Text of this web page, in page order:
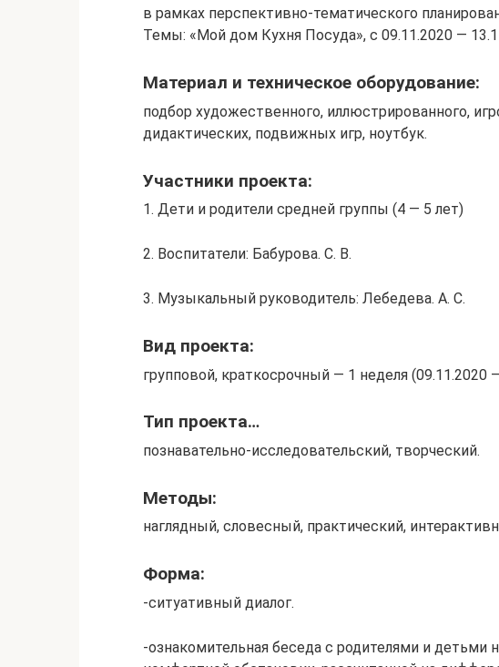
в рамках перспективно-тематического
Темы: «Мой дом Кухня Посуда», с 09.11.2020 —
Материал и техническое оборудование:
подбор художественного, иллюстрированного,
дидактических, подвижных игр, ноутбук.
Участники проекта:
1. Дети и родители средней группы (4 — 5 лет)
2. Воспитатели: Бабурова. С. В.
3. Музыкальный руководитель: Лебедева. А. С.
Вид проекта:
групповой, краткосрочный — 1 неделя (09.11.2020
Тип проекта…
познавательно-исследовательский, творческий.
Методы:
наглядный, словесный, практический,
Форма:
-ситуативный диалог.
-ознакомительная беседа с родителями и детьми